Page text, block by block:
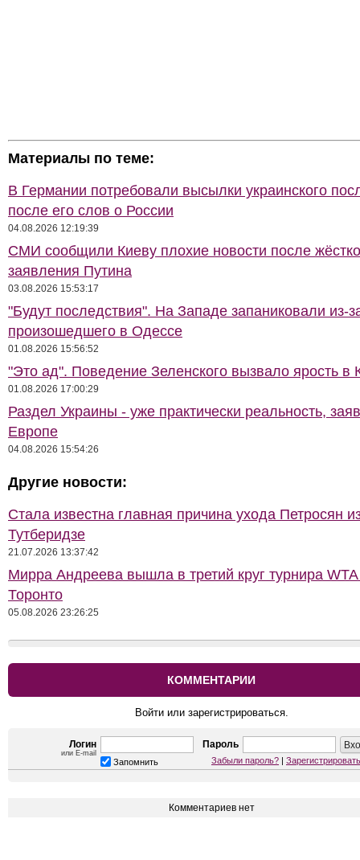
Материалы по теме:
В Германии потребовали высылки украинского
после его слов о России
04.08.2026 12:19:39
СМИ сообщили Киеву плохие новости после
заявления Путина
03.08.2026 15:53:17
"Будут последствия". На Западе запаниковали из-
произошедшего в Одессе
01.08.2026 15:56:52
"Это ад". Поведение Зеленского вызвало ярость в
01.08.2026 17:00:29
Раздел Украины - уже практически реальность,
Европе
04.08.2026 15:54:26
Другие новости:
Стала известна главная причина ухода Петросян
Тутберидзе
21.07.2026 13:37:42
Мирра Андреева вышла в третий круг турнира
Торонто
05.08.2026 23:26:25
КОММЕНТАРИИ
Войти или зарегистрироваться.
Логин
или E-mail
Пароль
Запомнить Забыли пароль? |
Комментариев нет